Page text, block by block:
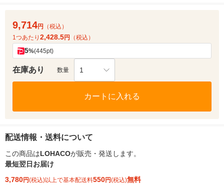
9,714円
（税込）
1つあたり 2,428.5円 （税込）
5%(445pt)
在庫あり 数量 1
カートに入れる
配送情報・送料について
この商品はLOHACOが販売・発送します。
最短翌日お届け
3,780円(税込)以上で基本配送料550円(税込)無料